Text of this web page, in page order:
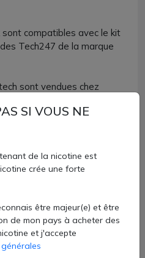
sont compatibles avec le kit
Tech247 de la marque
sont vendues chez
d'explorer toutes les faces
à plus aérienne.
liquides avec du sel de
majoritaire de PG pour une
SI VOUS NE
de la nicotine est
crée une forte
être majeur(e) et être
de mon pays à acheter des
et j'accepte